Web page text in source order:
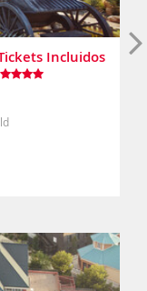
Incluidos